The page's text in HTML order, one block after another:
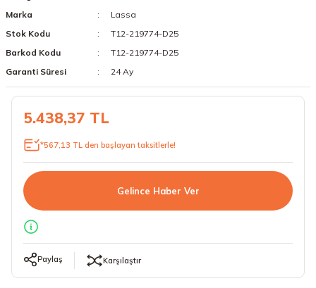
19 Lastikler
20 Lastikler
23 Lastikler
Marka
Lassa
Stok Kodu
T12-219774-D25
Barkod Kodu
T12-219774-D25
Garanti Süresi
24 Ay
5.438,37 TL
*567,13 TL den başlayan taksitlerle!
Gelince Haber Ver
Paylaş Karşılaştır